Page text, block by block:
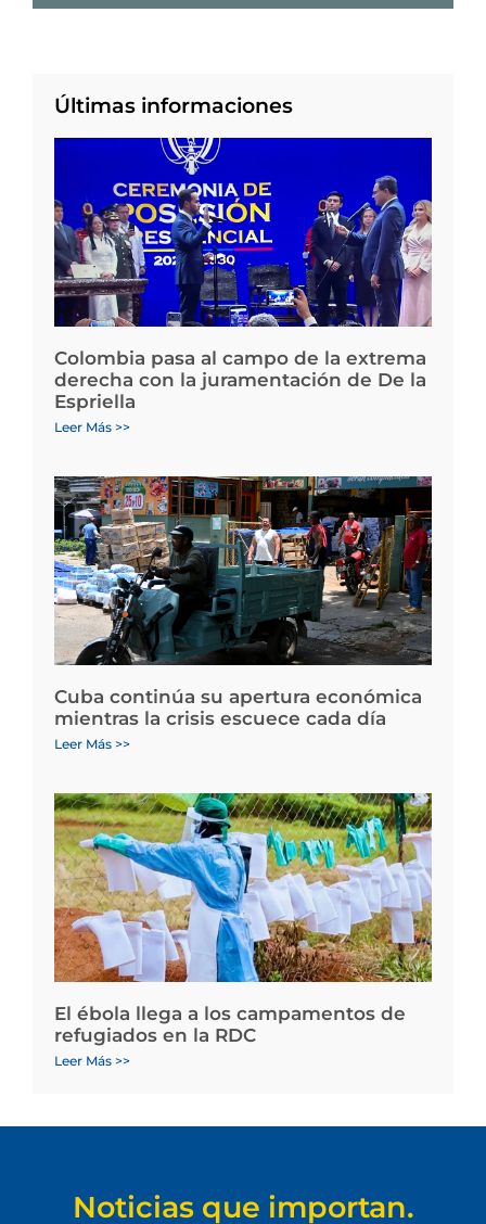
Últimas informaciones
Colombia pasa al campo de la extrema
derecha con la juramentación de De la
Espriella
Leer Más >>
Cuba continúa su apertura económica
mientras la crisis escuece cada día
Leer Más >>
El ébola llega a los campamentos de
refugiados en la RDC
Leer Más >>
Noticias que importan.